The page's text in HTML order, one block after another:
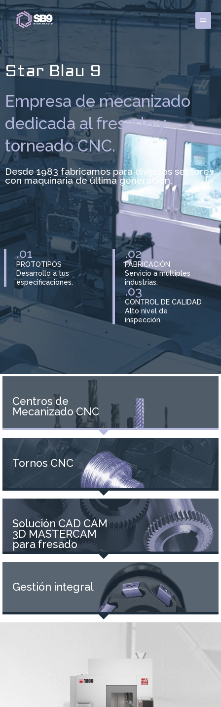
Ir
contenido
Menú
Star Blau 9
Empresa de mecanizado
dedicada al fresado y
torneado CNC.
Desde 1983 fabricamos para diversos sectores
con maquinaria de última generación.
.01
PROTOTIPOS
Desarrollo a tus
especificaciones.
.02
FABRICACIÓN
Servicio a múltiples
industrias.
.03
CONTROL DE CALIDAD
Alto nivel de
inspección.
Centros de
Mecanizado CNC
Tornos CNC
Solución CAD CAM
3D MASTERCAM
para fresado
Gestión integral